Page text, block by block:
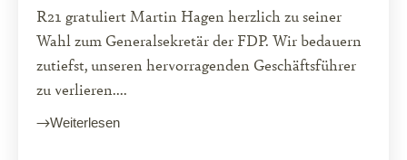
R21 gratuliert Martin Hagen herzlich zu seiner
Wahl zum Generalsekretär der FDP. Wir bedauern
zutiefst, unseren hervorragenden Geschäftsführer
zu verlieren....
Weiterlesen